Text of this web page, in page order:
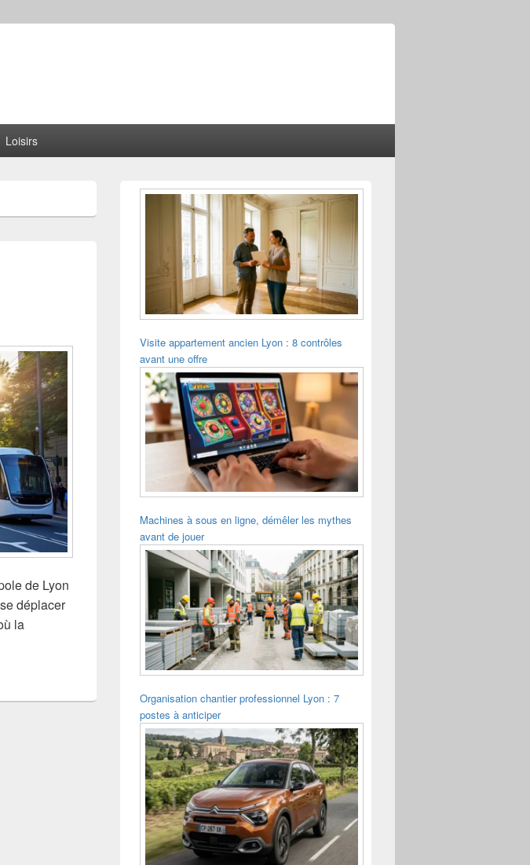
Loisirs
de Lyon
déplacer
la
Zone
Visite appartement ancien Lyon : 8 contrôles
avant une offre
Machines à sous en ligne, démêler les mythes
avant de jouer
Organisation chantier professionnel Lyon : 7
postes à anticiper